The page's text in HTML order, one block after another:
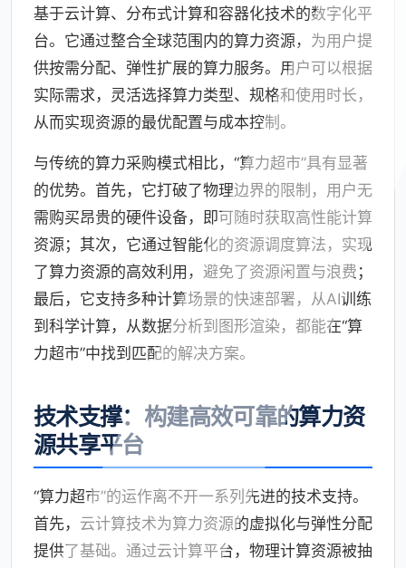
基于云计算、分布式计算和容器化技术的数字化平
台。它通过整合全球范围内的算力资源，为用户提
供按需分配、弹性扩展的算力服务。用户可以根据
实际需求，灵活选择算力类型、规格和使用时长，
从而实现资源的最优配置与成本控制。
与传统的算力采购模式相比，“算力超市”具有显著
的优势。首先，它打破了物理边界的限制，用户无
需购买昂贵的硬件设备，即可随时获取高性能计算
资源；其次，它通过智能化的资源调度算法，实现
了算力资源的高效利用，避免了资源闲置与浪费；
最后，它支持多种计算场景的快速部署，从AI训练
到科学计算，从数据分析到图形渲染，都能在“算
力超市”中找到匹配的解决方案。
技术支撑：构建高效可靠的算力资
源共享平台
“算力超市”的运作离不开一系列先进的技术支持。
首先，云计算技术为算力资源的虚拟化与弹性分配
提供了基础。通过云计算平台，物理计算资源被抽